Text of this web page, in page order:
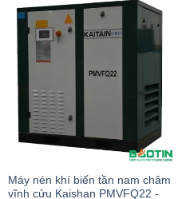
Máy nén khí biến tần nam châm
vĩnh cửu Kaishan PMVFQ22 -